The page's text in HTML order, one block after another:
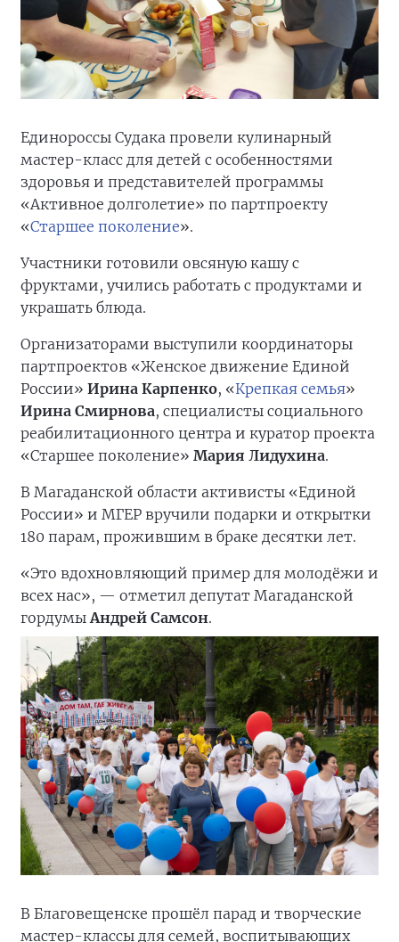
Единороссы Судака провели кулинарный
мастер-класс для детей с особенностями
здоровья и представителей программы
«Активное долголетие» по партпроекту
«Старшее поколение».
Участники готовили овсяную кашу с
фруктами, учились работать с продуктами и
украшать блюда.
Организаторами выступили координаторы
партпроектов «Женское движение Единой
России» Ирина Карпенко, «Крепкая семья»
Ирина Смирнова, специалисты социального
реабилитационного центра и куратор проекта
«Старшее поколение» Мария Лидухина.
В Магаданской области активисты «Единой
России» и МГЕР вручили подарки и открытки
180 парам, прожившим в браке десятки лет.
«Это вдохновляющий пример для молодёжи и
всех нас», — отметил депутат Магаданской
гордумы Андрей Самсон.
В Благовещенске прошёл парад и творческие
мастер-классы для семей, воспитывающих